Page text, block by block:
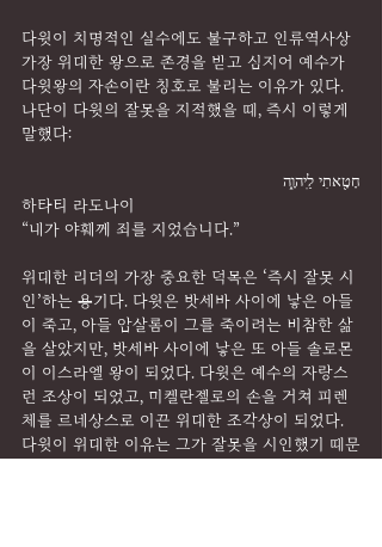
다윗이 치명적인 실수에도 불구하고 인류역사상
가장 위대한 왕으로 존경을 받고 심지어 예수가
다윗왕의 자손이란 칭호로 불리는 이유가 있다.
나단이 다윗의 잘못을 지적했을 때, 즉시 이렇게
말했다:
חָטָ֖אתִי לַֽיהוָ֑ה
하타티 라도나이
“내가 야훼께 죄를 지었습니다.”
위대한 리더의 가장 중요한 덕목은 ‘즉시 잘못 시
인’하는 용기다. 다윗은 밧세바 사이에 낳은 아들
이 죽고, 아들 압살롬이 그를 죽이려는 비참한 삶
을 살았지만, 밧세바 사이에 낳은 또 아들 솔로몬
이 이스라엘 왕이 되었다. 다윗은 예수의 자랑스
런 조상이 되었고, 미켈란젤로의 손을 거쳐 피렌
체를 르네상스로 이끈 위대한 조각상이 되었다.
다윗이 위대한 이유는 그가 잘못을 시인했기 때문